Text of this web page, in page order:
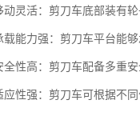
动灵活：剪刀车底部装有
载能力强：剪刀车平台能
全性高：剪刀车配备多重
应性强：剪刀车可根据不